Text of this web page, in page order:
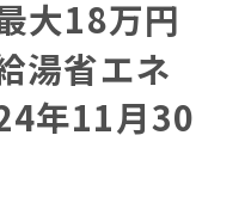
大18万円
湯省エネ
年11月30